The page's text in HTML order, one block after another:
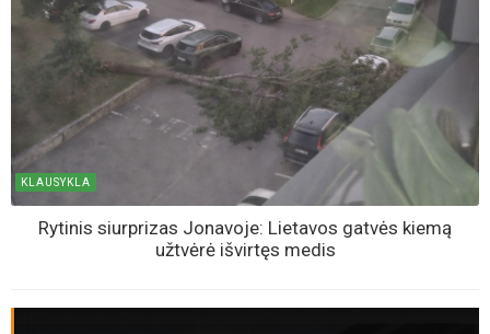
KLAUSYKLA
Rytinis siurprizas Jonavoje: Lietavos gatvės kiemą
užtvėrė išvirtęs medis